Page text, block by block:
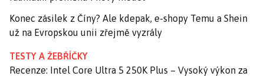
Konec zásilek z Číny? Ale kdepak, e-shopy Temu a Shein
už na Evropskou unii zřejmě vyzrály
TESTY A ŽEBŘÍČKY
Recenze: Intel Core Ultra 5 250K Plus – Vysoký výkon za